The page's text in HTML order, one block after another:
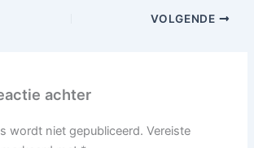
VOLGENDE
achter
wordt niet gepubliceerd. Vereiste